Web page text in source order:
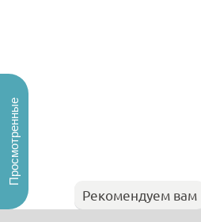
Рекомендуем вам
Просмотренные